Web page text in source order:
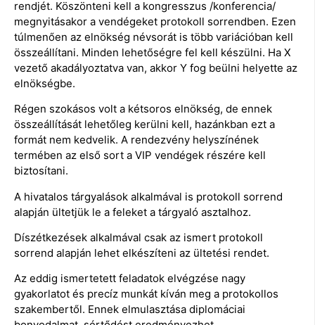
rendjét. Köszönteni kell a kongresszus /konferencia/
megnyitásakor a vendégeket protokoll sorrendben. Ezen
túlmenően az elnökség névsorát is több variációban kell
összeállítani. Minden lehetőségre fel kell készülni. Ha X
vezető akadályoztatva van, akkor Y fog beülni helyette az
elnökségbe.
Régen szokásos volt a kétsoros elnökség, de ennek
összeállítását lehetőleg kerülni kell, hazánkban ezt a
formát nem kedvelik. A rendezvény helyszínének
termében az első sort a VIP vendégek részére kell
biztosítani.
A hivatalos tárgyalások alkalmával is protokoll sorrend
alapján ültetjük le a feleket a tárgyaló asztalhoz.
Díszétkezések alkalmával csak az ismert protokoll
sorrend alapján lehet elkészíteni az ültetési rendet.
Az eddig ismertetett feladatok elvégzése nagy
gyakorlatot és precíz munkát kíván meg a protokollos
szakembertől. Ennek elmulasztása diplomáciai